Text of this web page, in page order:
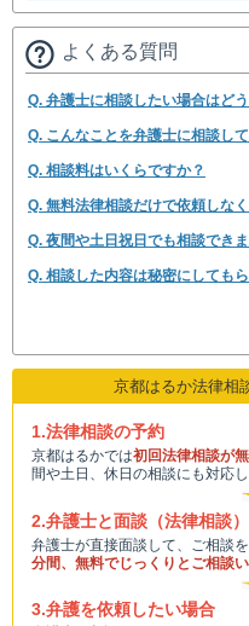
よくある質問
Q. 弁護士に相談したい場合はど
Q. こんなことを弁護士に相談し
Q. 相談料はいくらですか？
Q. 無料法律相談だけで依頼しな
Q. 夜間や土日祝日でも相談でき
Q. 相談した内容は秘密にしても
京都はるか法律相
1.法律相談の予約
京都はるかでは初回法律相談が
間や土日、休日の相談にも対応
2.弁護士と面談（法律相談）
弁護士が直接面談して、ご相談
分間、無料でじっくりとご相談い
3.弁護を依頼したい場合